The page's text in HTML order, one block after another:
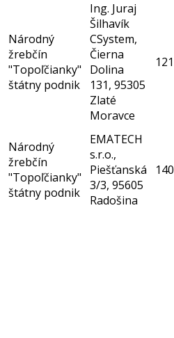
Národný
žrebčín
"Topoľčianky"
štátny podnik
Ing. Juraj
Šilhavík
CSystem,
Čierna
Dolina
131, 95305
Zlaté
Moravce
Národný
žrebčín
"Topoľčianky"
štátny podnik
EMATECH
s.r.o.,
Piešťanská
3/3, 95605
Radošina